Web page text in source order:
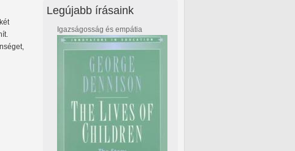
Legújabb írásaink
Igazságosság és empátia